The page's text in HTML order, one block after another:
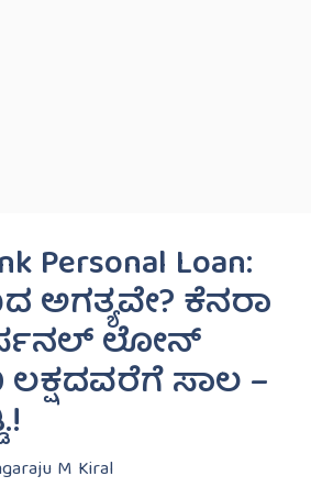
Personal Loan:
ಅಗತ್ಯವೇ? ಕೆನರಾ
ಲೋನ್
ಲಕ್ಷದವರೆಗೆ ಸಾಲ –
M Kiral